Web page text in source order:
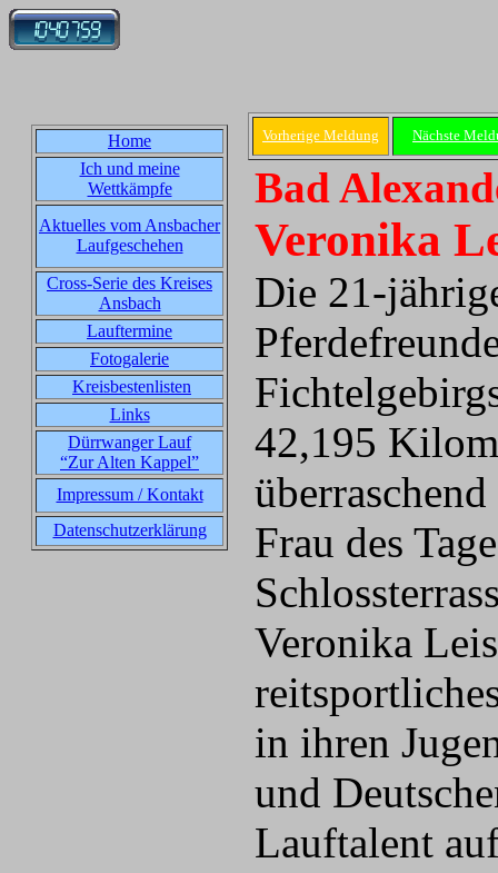
Home
Ich und meine
Wettkämpfe
Aktuelles vom Ansbacher
Laufgeschehen
Cross-Serie des Kreises
Ansbach
Lauftermine
Fotogalerie
Kreisbestenlisten
Links
Dürrwanger Lauf
“Zur Alten Kappel”
Impressum / Kontakt
Datenschutzerklärung
Vorherige Meldung Nächste
Bad
Veronika
Die 21-
42,195
Frau des
Veronika
in ihren
und
Lauftalent